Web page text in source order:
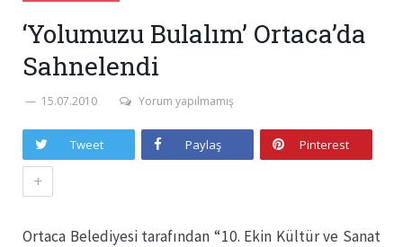
‘Yolumuzu Bulalım’ Ortaca’da
Sahnelendi
15.07.2010 Yorum yapılmamış
Tweet Paylaş Pinterest
+
Ortaca Belediyesi tarafından “10. Ekin Kültür ve Sanat